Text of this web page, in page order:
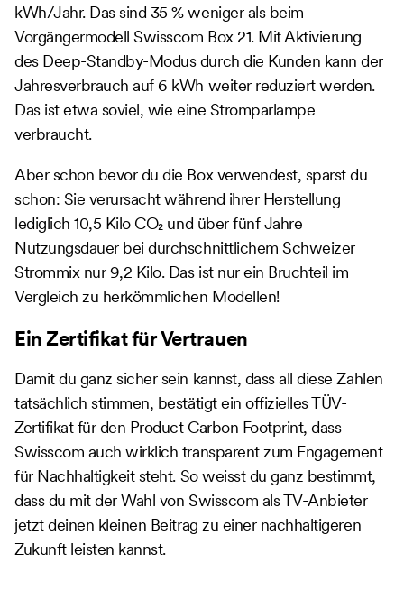
kWh/Jahr. Das sind 35 % weniger als beim
Vorgängermodell Swisscom Box 21. Mit Aktivierung
des Deep-Standby-Modus durch die Kunden kann der
Jahresverbrauch auf 6 kWh weiter reduziert werden.
Das ist etwa soviel, wie eine Stromparlampe
verbraucht.
Aber schon bevor du die Box verwendest, sparst du
schon: Sie verursacht während ihrer Herstellung
lediglich 10,5 Kilo CO₂ und über fünf Jahre
Nutzungsdauer bei durchschnittlichem Schweizer
Strommix nur 9,2 Kilo. Das ist nur ein Bruchteil im
Vergleich zu herkömmlichen Modellen!
Ein Zertifikat für Vertrauen
Damit du ganz sicher sein kannst, dass all diese Zahlen
tatsächlich stimmen, bestätigt ein offizielles TÜV-
Zertifikat für den Product Carbon Footprint, dass
Swisscom auch wirklich transparent zum Engagement
für Nachhaltigkeit steht. So weisst du ganz bestimmt,
dass du mit der Wahl von Swisscom als TV-Anbieter
jetzt deinen kleinen Beitrag zu einer nachhaltigeren
Zukunft leisten kannst.